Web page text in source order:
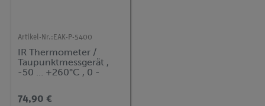
Artikel-Nr.: EAK-P-5400
IR Thermometer /
Taupunktmessgerät ,
-50 … +260°C , 0 -
74,90 €